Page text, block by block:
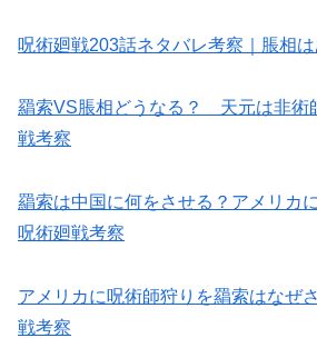
呪術廻戦203話ネタバレ考察｜脹相
羂索VS脹相どうなる？ 天元は非術
戦考察
羂索は中国に何をさせる？アメリカ
呪術廻戦考察
アメリカに呪術師狩りを羂索はなぜ
戦考察